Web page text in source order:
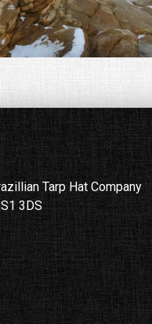
Tarp Hat Company
3DS